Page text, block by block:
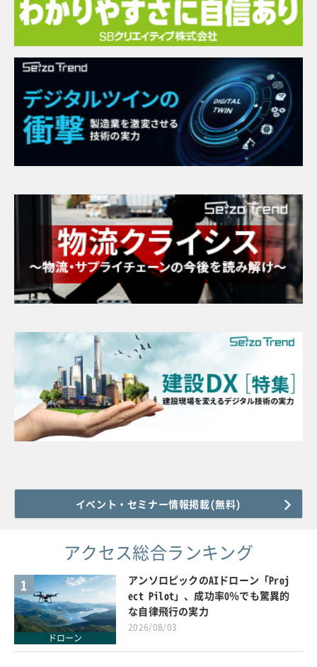
イベント・セミナー情報掲載(無料)
アクセス総合ランキング
1
ドローン
アンソロピックのAIドローン「Proj
ect Pilot」、成功率0％でも驚異的
な自律飛行の実力
2026/08/03